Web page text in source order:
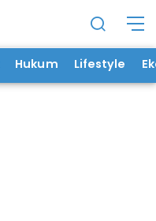
Hukum Lifestyle